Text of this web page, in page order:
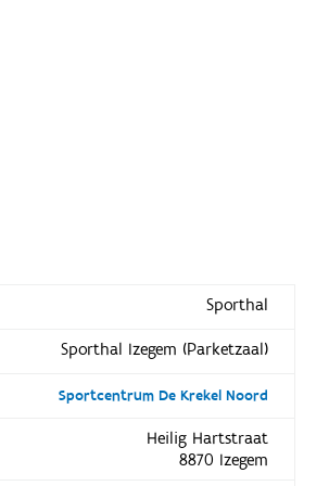
Sporthal
Sporthal Izegem (Parketzaal)
Sportcentrum De Krekel Noord
Heilig Hartstraat
8870 Izegem